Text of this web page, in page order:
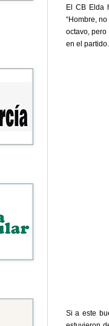
El CB Elda
“Hombre,
octavo,
en el
Si a este